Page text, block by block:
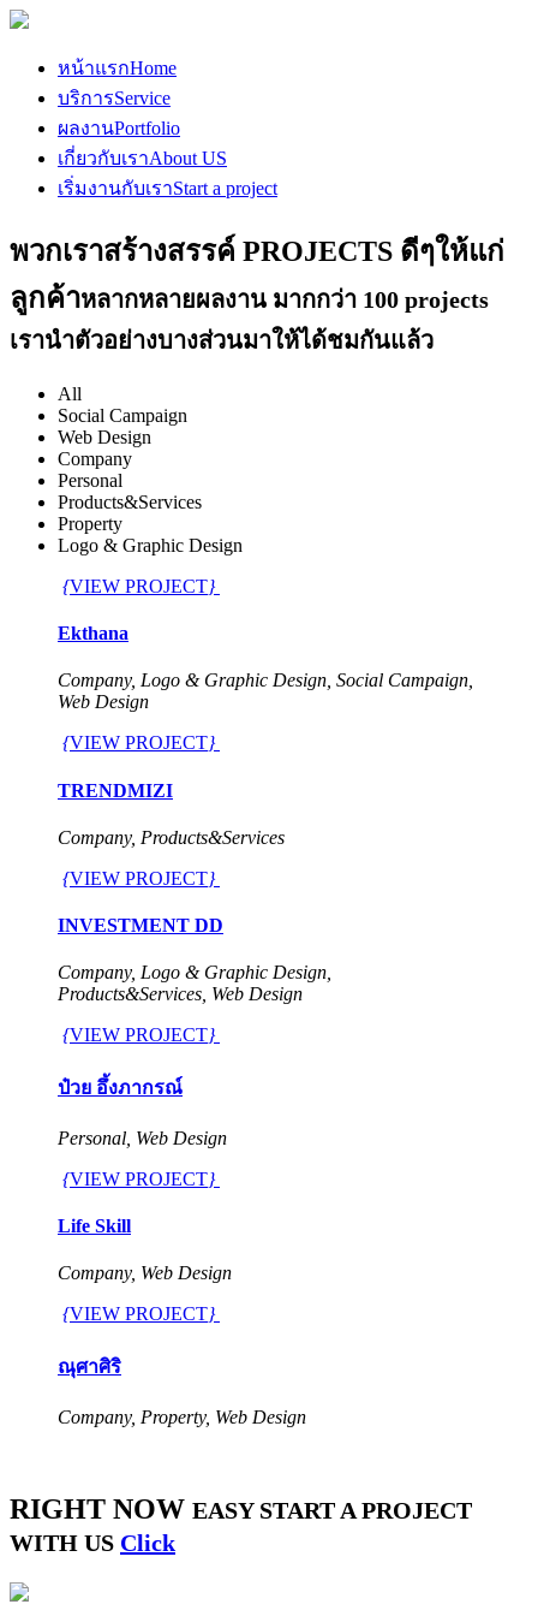
หน้าแรกHome
บริการService
ผลงานPortfolio
เกี่ยวกับเราAbout US
เริ่มงานกับเราStart a project
พวกเราสร้างสรรค์ PROJECTS ดีๆให้แก่
ลูกค้าหลากหลายผลงาน มากกว่า 100 projects
เรานำตัวอย่างบางส่วนมาให้ได้ชมกันแล้ว
All
Social Campaign
Web Design
Company
Personal
Products&Services
Property
Logo & Graphic Design
{VIEW PROJECT}
Ekthana
Company, Logo & Graphic Design, Social Campaign,
Web Design
{VIEW PROJECT}
TRENDMIZI
Company, Products&Services
{VIEW PROJECT}
INVESTMENT DD
Company, Logo & Graphic Design,
Products&Services, Web Design
{VIEW PROJECT}
ป๋วย อึ้งภากรณ์
Personal, Web Design
{VIEW PROJECT}
Life Skill
Company, Web Design
{VIEW PROJECT}
ณุศาศิริ
Company, Property, Web Design
RIGHT NOW EASY START A PROJECT
WITH US Click